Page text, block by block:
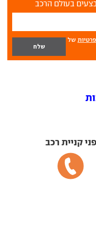
בעולם הרכב
של
קניית רכב